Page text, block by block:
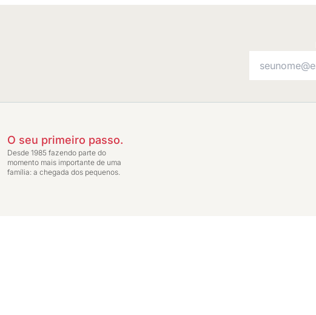
O seu primeiro passo.
Desde 1985 fazendo parte do
momento mais importante de uma
família: a chegada dos pequenos.